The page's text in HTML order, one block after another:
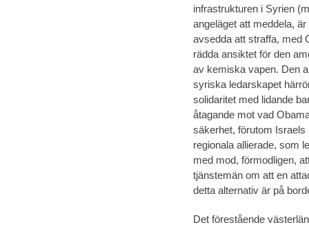
infrastrukturen i Syrien
angeläget att meddela,
avsedda att straffa, med
rädda ansiktet för den
av kemiska vapen. Den
syriska ledarskapet
solidaritet med lidande
åtagande mot vad
säkerhet, förutom
regionala allierade, som
med mod, förmodligen,
tjänstemän om att en
detta alternativ är på
Det förestående